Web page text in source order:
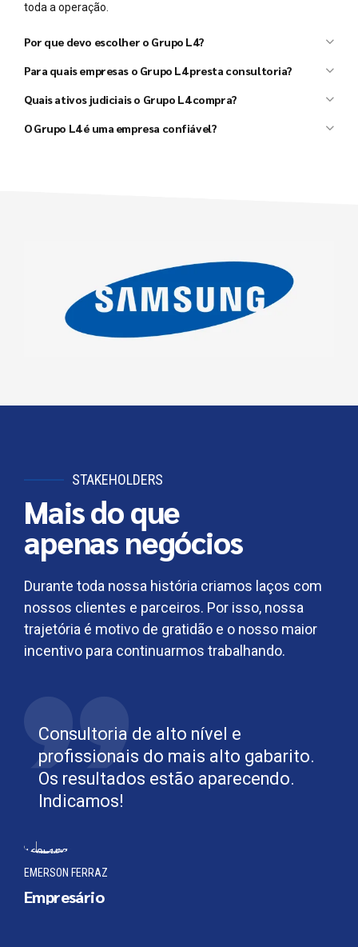
toda a operação.
Por que devo escolher o Grupo L4?
L4 Taxx L4 Ativos
Para quais empresas o Grupo L4 presta consultoria?
Quais ativos judiciais o Grupo L4 compra?
O Grupo L4 é uma empresa confiável?
STAKEHOLDERS
Mais do que
apenas negócios
Durante toda nossa história criamos laços com
nossos clientes e parceiros. Por isso, nossa
trajetória é motivo de gratidão e o nosso maior
incentivo para continuarmos trabalhando.
Consultoria de alto nível e
profissionais do mais alto gabarito.
Os resultados estão aparecendo.
Indicamos!
EMERSON FERRAZ
Empresário